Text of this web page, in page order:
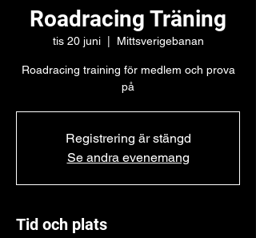
Roadracing Träning
tis 20 juni
  |
Mittsverigebanan
Roadracing training för medlem och prova
på
Registrering är stängd
Se andra evenemang
Tid och plats